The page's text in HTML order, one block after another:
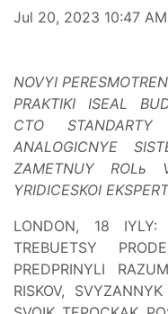
Jul 20, 2023 10:47
NOVYI
PRAKTIKI ISEAL
CTO
ANALOGICNYE
ZAMETNUY ROLь
YRIDICESKOI
LONDON, 18 IYLY:
TREBUETSY
PREDPRINYLI
RISKOV,